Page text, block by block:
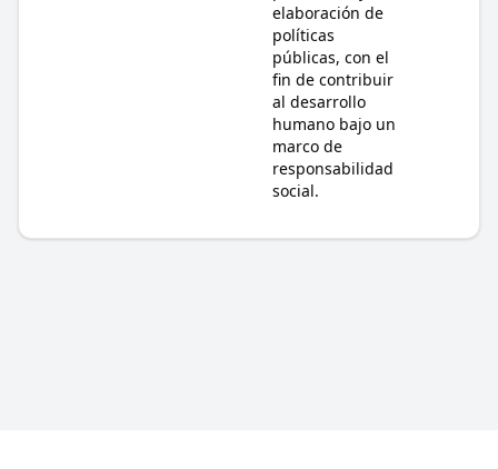
elaboración de
políticas
públicas, con el
fin de contribuir
al desarrollo
humano bajo un
marco de
responsabilidad
social.